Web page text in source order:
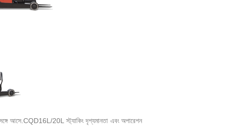
আসে.CQD16L/20L স্ট্যাকিং দৃশ্যমানতা এবং অপারেশন